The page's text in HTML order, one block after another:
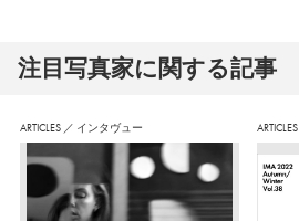
注⽬写真家に関する記事
ARTICLES ／ インタヴュー ARTICLES